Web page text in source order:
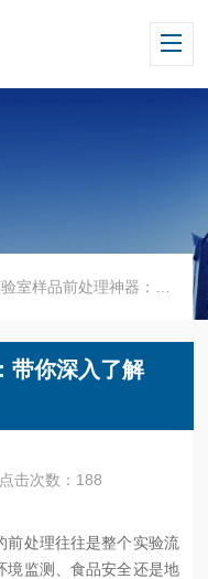
品前处理神器：带你深入了解GS石墨赶酸器
带你深入了解
点击次数：188
处理往往是整个实验流
境监测、食品安全还是地